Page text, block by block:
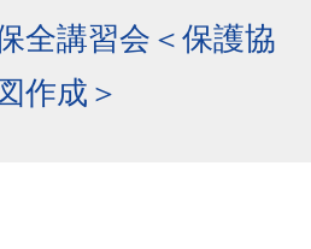
全講習会＜保護協
作成＞